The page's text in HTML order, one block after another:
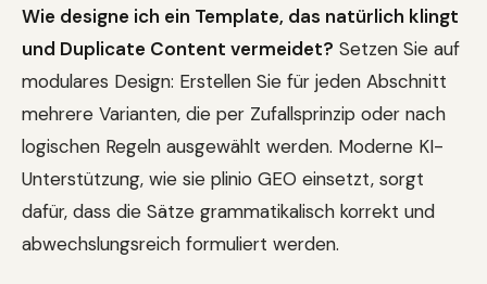
Wie designe ich ein Template, das natürlich klingt
und Duplicate Content vermeidet? Setzen Sie auf
modulares Design: Erstellen Sie für jeden Abschnitt
mehrere Varianten, die per Zufallsprinzip oder nach
logischen Regeln ausgewählt werden. Moderne KI-
Unterstützung, wie sie plinio GEO einsetzt, sorgt
dafür, dass die Sätze grammatikalisch korrekt und
abwechslungsreich formuliert werden.